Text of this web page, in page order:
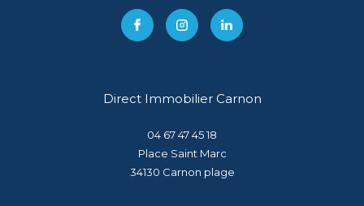
Direct Immobilier Carnon
04 67 47 45 18
Place Saint Marc
34130
carnon plage